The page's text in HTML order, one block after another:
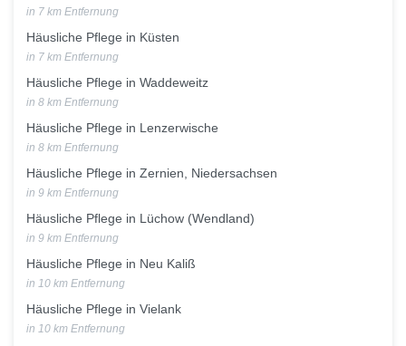
in 7 km Entfernung
Häusliche Pflege in Küsten
in 7 km Entfernung
Häusliche Pflege in Waddeweitz
in 8 km Entfernung
Häusliche Pflege in Lenzerwische
in 8 km Entfernung
Häusliche Pflege in Zernien, Niedersachsen
in 9 km Entfernung
Häusliche Pflege in Lüchow (Wendland)
in 9 km Entfernung
Häusliche Pflege in Neu Kaliß
in 10 km Entfernung
Häusliche Pflege in Vielank
in 10 km Entfernung